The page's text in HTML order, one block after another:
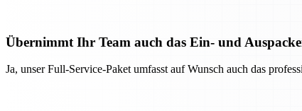
Übernimmt Ihr Team auch das Ein- und
Ja, unser Full-Service-Paket umfasst auf Wunsch auch das